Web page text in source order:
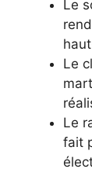
Le
Le
Le
fait